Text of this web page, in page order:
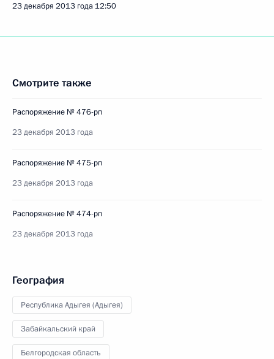
23 декабря 2013 года 12:50
Смотрите также
Распоряжение № 476-рп
23 декабря 2013 года
Распоряжение № 475-рп
23 декабря 2013 года
Распоряжение № 474-рп
23 декабря 2013 года
География
Республика Адыгея (Адыгея)
Забайкальский край
Белгородская область